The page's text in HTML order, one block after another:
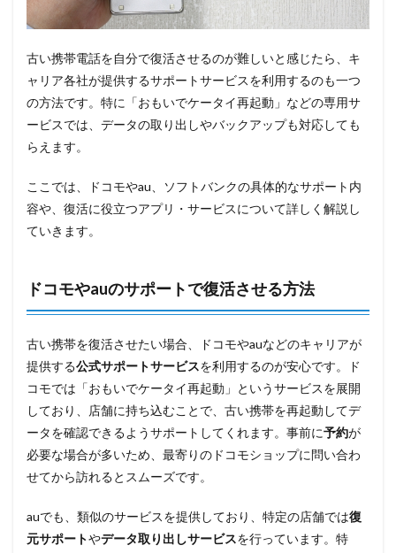
古い携帯電話を自分で復活させるのが難しいと感じたら、キ
ャリア各社が提供するサポートサービスを利用するのも一つ
の方法です。特に「おもいでケータイ再起動」などの専用サ
ービスでは、データの取り出しやバックアップも対応しても
らえます。
ここでは、ドコモやau、ソフトバンクの具体的なサポート内
容や、復活に役立つアプリ・サービスについて詳しく解説し
ていきます。
ドコモやauのサポートで復活させる方法
古い携帯を復活させたい場合、ドコモやauなどのキャリアが
提供する公式サポートサービスを利用するのが安心です。ド
コモでは「おもいでケータイ再起動」というサービスを展開
しており、店舗に持ち込むことで、古い携帯を再起動してデ
ータを確認できるようサポートしてくれます。事前に予約が
必要な場合が多いため、最寄りのドコモショップに問い合わ
せてから訪れるとスムーズです。
auでも、類似のサービスを提供しており、特定の店舗では復
元サポートやデータ取り出しサービスを行っています。特